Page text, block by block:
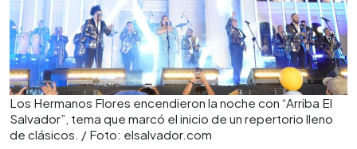
Los Hermanos Flores encendieron la noche con “Arriba El
Salvador”, tema que marcó el inicio de un repertorio lleno
de clásicos. / Foto: elsalvador.com